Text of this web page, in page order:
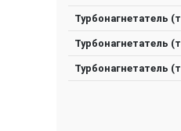
Турбонагнетатель
Турбонагнетатель
Турбонагнетатель